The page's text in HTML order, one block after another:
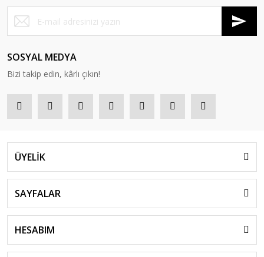
SOSYAL MEDYA
Bizi takip edin, kârlı çıkın!
ÜYELİK
SAYFALAR
HESABIM